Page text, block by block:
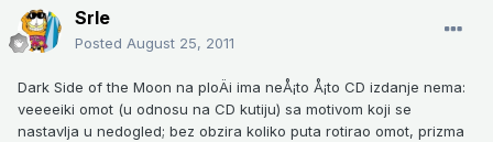
Srle
Posted August 25, 2011
Dark Side of the Moon na ploÄi ima neÅ¡to Å¡to CD izdanje nema:
veeeeiki omot (u odnosu na CD kutiju) sa motivom koji se
nastavlja u nedogled; bez obzira koliko puta rotirao omot, prizma